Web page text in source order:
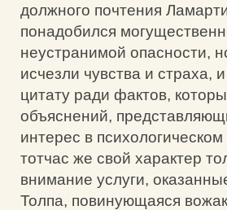
должного почтения
понадобился
неустранимой опасности,
исчезли чувства и страха,
цитату ради фактов,
объяснений,
интерес в
тотчас же свой характер
внимание услуги,
Толпа, повинующаяся